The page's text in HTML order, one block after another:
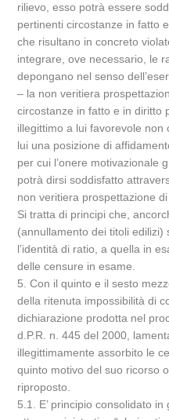
rilievo, esso potrà essere
pertinenti circostanze in fatto
che risultano in concreto
integrare, ove necessario, le
depongano nel senso
– la non veritiera
circostanze in fatto e in diritto
illegittimo a lui favorevole
lui una posizione di
per cui l’onere motivazionale
potrà dirsi soddisfatto
non veritiera prospettazione di
Si tratta di principi che,
(annullamento dei titoli edilizi)
l’identità di ratio, a quella in
delle censure in esame.
5. Con il quinto e il sesto
della ritenuta impossibilità di
dichiarazione prodotta nel
d.P.R. n. 445 del 2000,
illegittimamente assorbito le
quinto motivo del suo ricorso
riproposto.
5.1. E’ principio consolidato